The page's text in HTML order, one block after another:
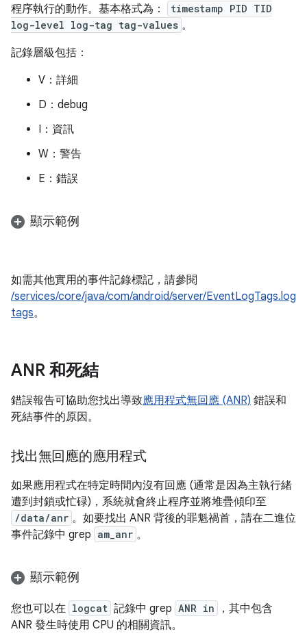
程序執行的動作。基本格式為：
timestamp PID TID
log-level log-tag tag-values 。
記錄層級包括：
V：詳細
D：debug
I：資訊
W：警告
E：錯誤
顯示範例
如需其他實用的事件記錄標記，請參閱
/services/core/java/com/android/server/EventLogTags.log
tags。
ANR 和死結
錯誤報告可協助您找出導致應用程式無回應 (ANR) 錯誤和
死結事件的原因。
找出無回應的應用程式
如果應用程式在特定時間內沒有回應 (通常是因為主執行緒
遭到封鎖或忙碌)，系統就會終止程序並將堆疊傾印至
/data/anr 。如要找出 ANR 背後的罪魁禍首，請在二進位
事件記錄中 grep am_anr 。
顯示範例
您也可以在 logcat 記錄中 grep ANR in
，其中包含
ANR 發生時使用 CPU 的相關資訊。